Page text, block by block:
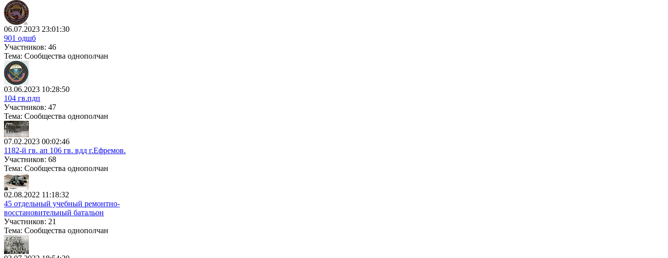
06.07.2023 23:01:30
901 одшб
Участников: 46
Тема: Сообщества однополчан
03.06.2023 10:28:50
104 гв.пдп
Участников: 47
Тема: Сообщества однополчан
07.02.2023 00:02:46
1182-й гв. ап 106 гв. вдд г.Ефремов.
Участников: 68
Тема: Сообщества однополчан
02.08.2022 11:18:32
45 отдельный учебный ремонтно-
восстановительный батальон
Участников: 21
Тема: Сообщества однополчан